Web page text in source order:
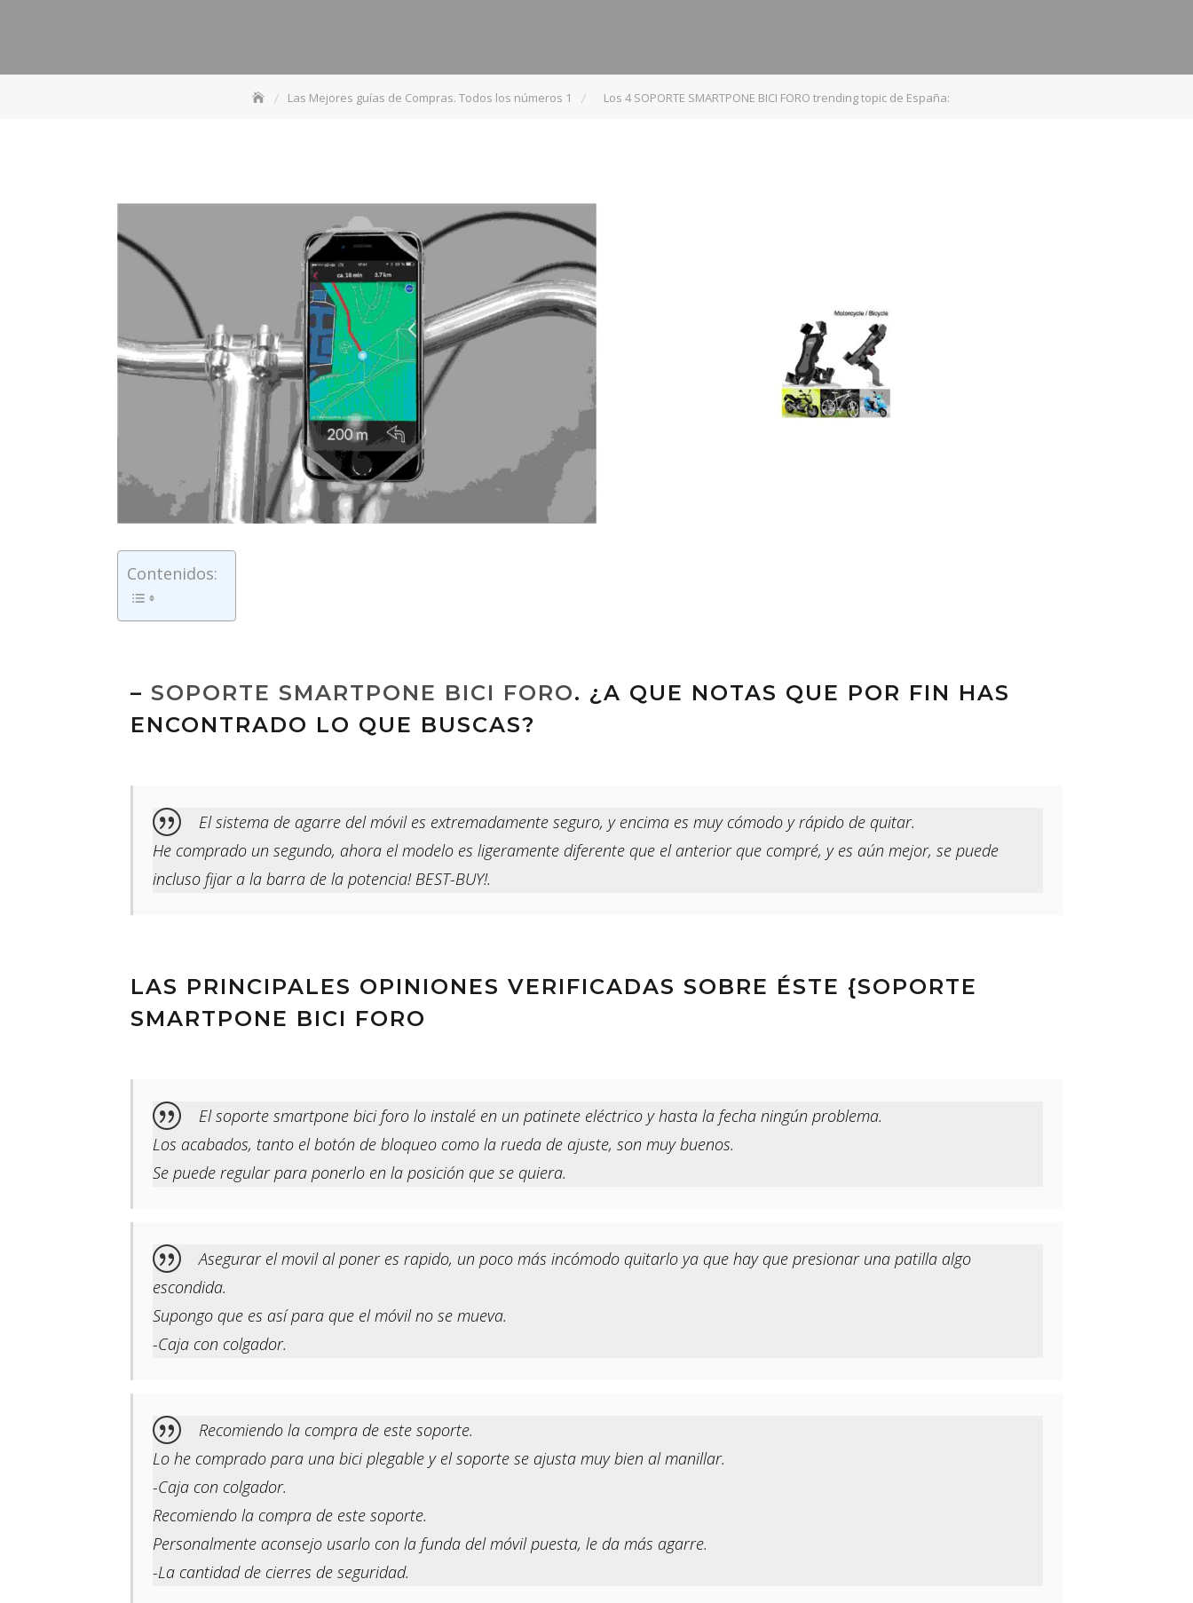
Las Mejores guías de Compras. Todos los números 1 Los 4 SOPORTE SMARTPONE BICI FORO trending topic de España:
Contenidos:
– SOPORTE SMARTPONE BICI FORO. ¿A QUE NOTAS QUE POR FIN HAS
ENCONTRADO LO QUE BUSCAS?
El sistema de agarre del móvil es extremadamente seguro, y encima es muy cómodo y rápido de quitar.
He comprado un segundo, ahora el modelo es ligeramente diferente que el anterior que compré, y es aún mejor, se puede
incluso fijar a la barra de la potencia! BEST-BUY!.
LAS PRINCIPALES OPINIONES VERIFICADAS SOBRE ÉSTE {SOPORTE
SMARTPONE BICI FORO
El soporte smartpone bici foro lo instalé en un patinete eléctrico y hasta la fecha ningún problema.
Los acabados, tanto el botón de bloqueo como la rueda de ajuste, son muy buenos.
Se puede regular para ponerlo en la posición que se quiera.
Asegurar el movil al poner es rapido, un poco más incómodo quitarlo ya que hay que presionar una patilla algo
escondida.
Supongo que es así para que el móvil no se mueva.
-Caja con colgador.
Recomiendo la compra de este soporte.
Lo he comprado para una bici plegable y el soporte se ajusta muy bien al manillar.
-Caja con colgador.
Recomiendo la compra de este soporte.
Personalmente aconsejo usarlo con la funda del móvil puesta, le da más agarre.
-La cantidad de cierres de seguridad.